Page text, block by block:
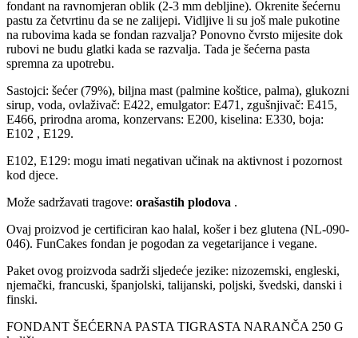
fondant na ravnomjeran oblik (2-3 mm debljine). Okrenite šećernu
pastu za četvrtinu da se ne zalijepi. Vidljive li su još male pukotine
na rubovima kada se fondan razvalja? Ponovno čvrsto mijesite dok
rubovi ne budu glatki kada se razvalja. Tada je šećerna pasta
spremna za upotrebu.
Sastojci: šećer (79%), biljna mast (palmine koštice, palma), glukozni
sirup, voda, ovlaživač: E422, emulgator: E471, zgušnjivač: E415,
E466, prirodna aroma, konzervans: E200, kiselina: E330, boja:
E102 , E129.
E102, E129: mogu imati negativan učinak na aktivnost i pozornost
kod djece.
Može sadržavati tragove: orašastih plodova .
Ovaj proizvod je certificiran kao halal, košer i bez glutena (NL-090-
046). FunCakes fondan je pogodan za vegetarijance i vegane.
Paket ovog proizvoda sadrži sljedeće jezike: nizozemski, engleski,
njemački, francuski, španjolski, talijanski, poljski, švedski, danski i
finski.
FONDANT ŠEĆERNA PASTA TIGRASTA NARANČA 250 G